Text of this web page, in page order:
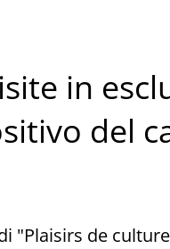
in
del
"Plaisirs de